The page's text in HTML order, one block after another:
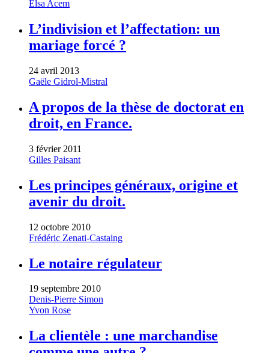
Elsa Acem
L’indivision et l’affectation: un
mariage forcé ?
24 avril 2013
Gaële Gidrol-Mistral
A propos de la thèse de doctorat en
droit, en France.
3 février 2011
Gilles Paisant
Les principes généraux, origine et
avenir du droit.
12 octobre 2010
Frédéric Zenati-Castaing
Le notaire régulateur
19 septembre 2010
Denis-Pierre Simon
Yvon Rose
La clientèle : une marchandise